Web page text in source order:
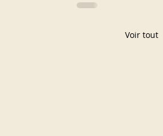
Voir tout